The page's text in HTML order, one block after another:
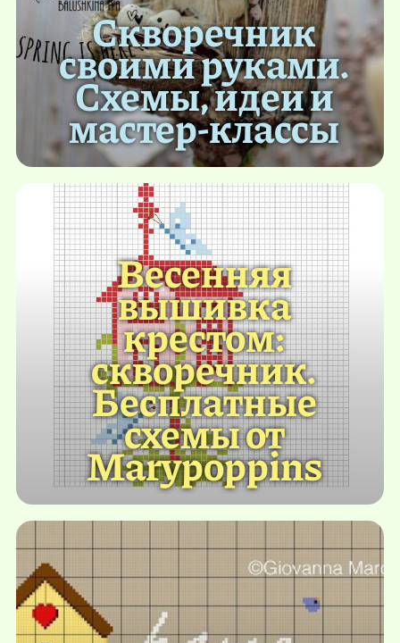
Скворечник
своими руками.
Схемы, идеи и
мастер-классы
Весенняя
вышивка
крестом:
скворечник.
Бесплатные
схемы от
Marypoppins